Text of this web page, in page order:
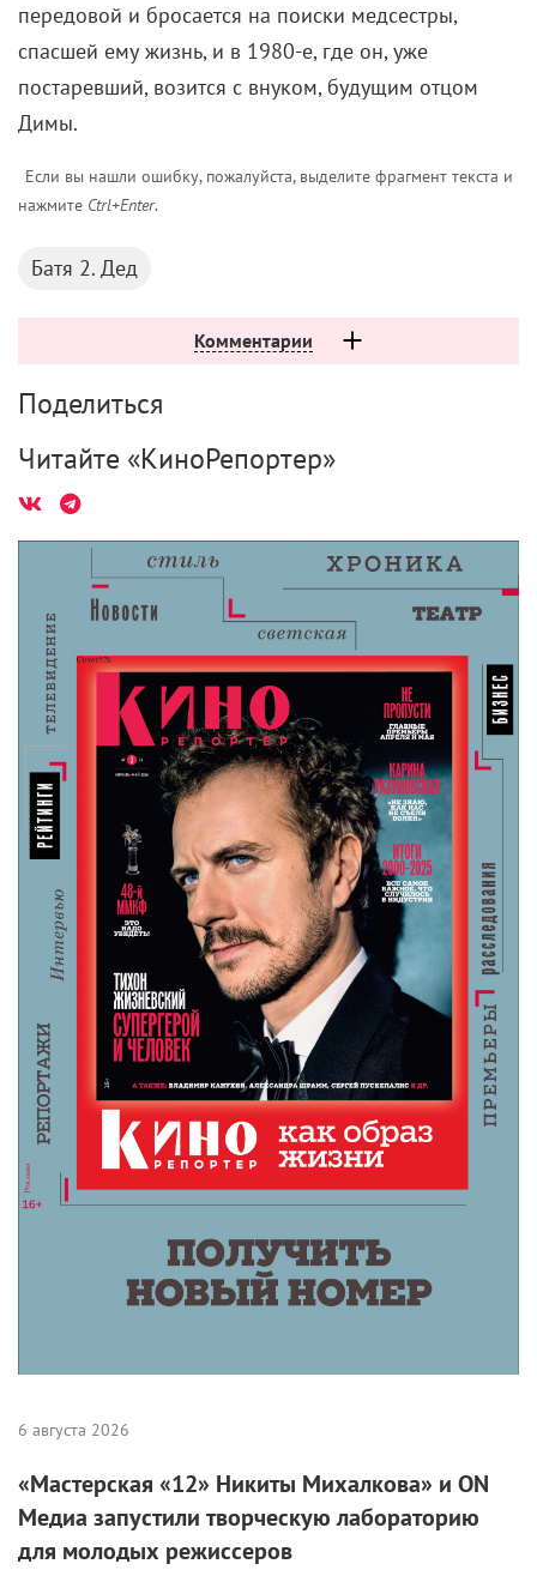
передовой и бросается на поиски медсестры,
спасшей ему жизнь, и в 1980-е, где он, уже
постаревший, возится с внуком, будущим отцом
Димы.
Если вы нашли ошибку, пожалуйста, выделите фрагмент текста и
нажмите Ctrl+Enter.
Батя 2. Дед
Комментарии
Поделиться
Читайте «КиноРепортер»
6 августа 2026
«Мастерская «12» Никиты Михалкова» и ON
Медиа запустили творческую лабораторию
для молодых режиссеров